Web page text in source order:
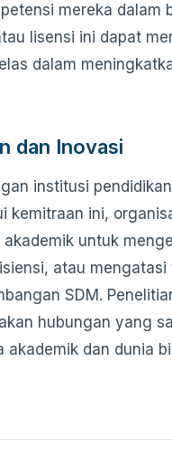
mereka dalam
lisensi ini dapat
dalam
dan Inovasi
institusi
kemitraan ini,
untuk
atau
SDM.
hubungan yang
dan dunia